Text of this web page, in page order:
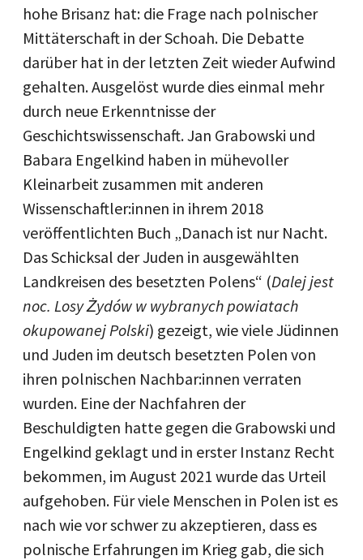
hohe Brisanz hat: die Frage nach polnischer
Mittäterschaft in der Schoah. Die Debatte
darüber hat in der letzten Zeit wieder Aufwind
gehalten. Ausgelöst wurde dies einmal mehr
durch neue Erkenntnisse der
Geschichtswissenschaft. Jan Grabowski und
Babara Engelkind haben in mühevoller
Kleinarbeit zusammen mit anderen
Wissenschaftler:innen in ihrem 2018
veröffentlichten Buch „Danach ist nur Nacht.
Das Schicksal der Juden in ausgewählten
Landkreisen des besetzten Polens“ (Dalej jest
noc. Losy Żydów w wybranych powiatach
okupowanej Polski) gezeigt, wie viele Jüdinnen
und Juden im deutsch besetzten Polen von
ihren polnischen Nachbar:innen verraten
wurden. Eine der Nachfahren der
Beschuldigten hatte gegen die Grabowski und
Engelkind geklagt und in erster Instanz Recht
bekommen, im August 2021 wurde das Urteil
aufgehoben. Für viele Menschen in Polen ist es
nach wie vor schwer zu akzeptieren, dass es
polnische Erfahrungen im Krieg gab, die sich